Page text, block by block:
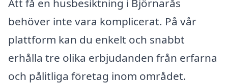
Att få en husbesiktning i Björnarås
behöver inte vara komplicerat. På vår
plattform kan du enkelt och snabbt
erhålla tre olika erbjudanden från erfarna
och pålitliga företag inom området.